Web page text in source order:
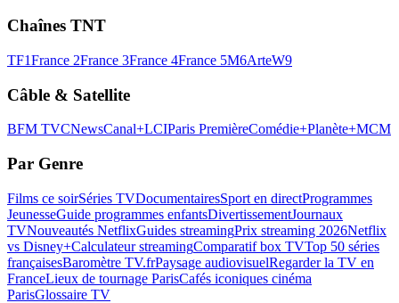
Chaînes TNT
TF1France 2France 3France 4France 5M6ArteW9
Câble & Satellite
BFM TVCNewsCanal+LCIParis PremièreComédie+Planète+MCM
Par Genre
Films ce soirSéries TVDocumentairesSport en directProgrammes
JeunesseGuide programmes enfantsDivertissementJournaux
TVNouveautés NetflixGuides streamingPrix streaming 2026Netflix
vs Disney+Calculateur streamingComparatif box TVTop 50 séries
françaisesBaromètre TV.frPaysage audiovisuelRegarder la TV en
FranceLieux de tournage ParisCafés iconiques cinéma
ParisGlossaire TV